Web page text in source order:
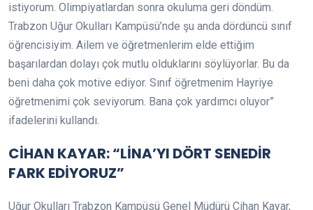
istiyorum. Olimpiyatlardan sonra okuluma geri döndüm.
Trabzon Uğur Okulları Kampüsü’nde şu anda dördüncü sınıf
öğrencisiyim. Ailem ve öğretmenlerim elde ettiğim
başarılardan dolayı çok mutlu olduklarını söylüyorlar. Bu da
beni daha çok motive ediyor. Sınıf öğretmenim Hayriye
öğretmenimi çok seviyorum. Bana çok yardımcı oluyor”
ifadelerini kullandı.
CİHAN KAYAR: “LİNA’YI DÖRT SENEDİR
FARK EDİYORUZ”
Uğur Okulları Trabzon Kampüsü Genel Müdürü Cihan Kayar,